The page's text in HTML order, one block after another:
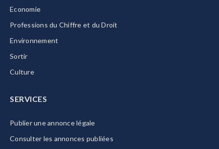
Economie
Professions du Chiffre et du Droit
Environnement
Sortir
Culture
SERVICES
Publier une annonce légale
Consulter les annonces publiées